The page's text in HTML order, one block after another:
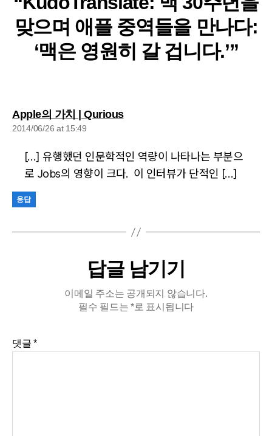
맞으며 애플 중역들을 만나다:
‘맥은 영원히 갈 겁니다.’”
Apple의 가치 | Qurioussays:
2014/06/26 at 15:49
[…] 유행했던 인문학적인 역량이 나타나는 부분으
로 Jobs의 영향이 크다. 이 인터뷰가 단적인 […]
응답
답글 남기기
이메일 주소는 공개되지 않습니다.
필수 필드는*로 표시됩니다
댓글*